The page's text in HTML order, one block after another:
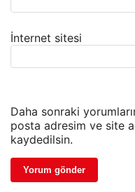
İnternet sitesi
Daha sonraki
posta adresim ve site
kaydedilsin.